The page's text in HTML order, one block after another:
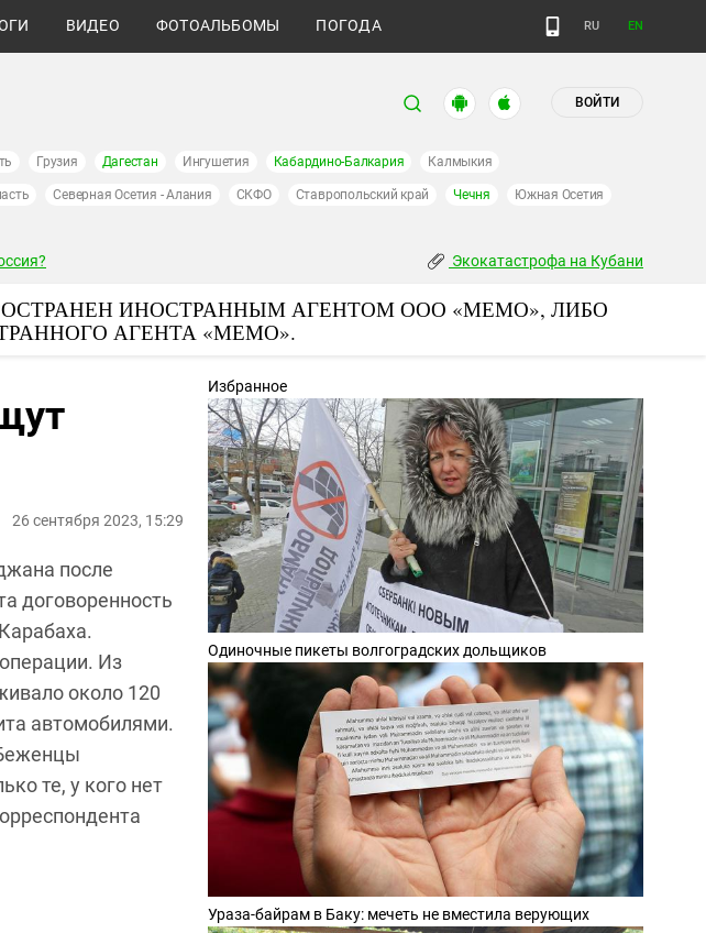
ВИДЕО ФОТОАЛЬБОМЫ ПОГОДА RU EN
ВОЙТИ
Грузия Дагестан Ингушетия Кабардино-Балкария Калмыкия
Северная Осетия - Алания СКФО Ставропольский край Чечня Южная Осетия
Экокатастрофа на Кубани
ИНОСТРАННЫМ АГЕНТОМ ООО «МЕМО», ЛИБО
АГЕНТА «МЕМО».
26 сентября 2023, 15:29
после
договоренность
Из
около 120
автомобилями.
те, у кого нет
Избранное
Одиночные пикеты волгоградских дольщиков
Ураза-байрам в Баку: мечеть не вместила верующих